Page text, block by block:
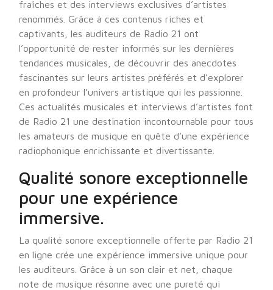
fraîches et des interviews exclusives d’artistes
renommés. Grâce à ces contenus riches et
captivants, les auditeurs de Radio 21 ont
l’opportunité de rester informés sur les dernières
tendances musicales, de découvrir des anecdotes
fascinantes sur leurs artistes préférés et d’explorer
en profondeur l’univers artistique qui les passionne.
Ces actualités musicales et interviews d’artistes font
de Radio 21 une destination incontournable pour tous
les amateurs de musique en quête d’une expérience
radiophonique enrichissante et divertissante.
Qualité sonore exceptionnelle
pour une expérience
immersive.
La qualité sonore exceptionnelle offerte par Radio 21
en ligne crée une expérience immersive unique pour
les auditeurs. Grâce à un son clair et net, chaque
note de musique résonne avec une pureté qui